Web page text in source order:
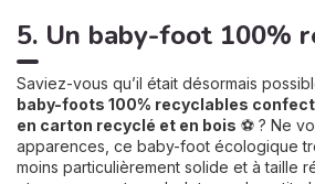
5. Un baby-foot 100%
Saviez-vous qu’il était désormais
baby-foots 100% recyclables
en carton recyclé et en bois ⚽ ? Ne
apparences, ce baby-foot écologique
moins particulièrement solide et à taille